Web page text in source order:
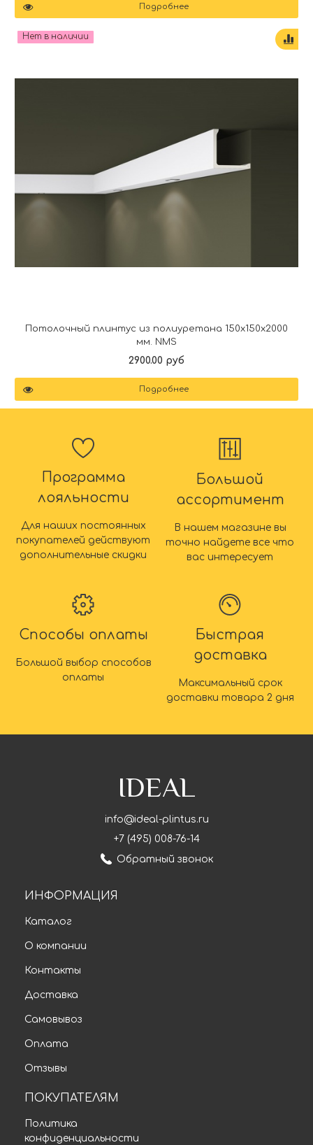
Подробнее
Нет в наличии
Потолочный плинтус из полиуретана 150x150x2000
мм. NMS
2900.00 руб
Подробнее
Программа
лояльности
Для наших постоянных
покупателей действуют
дополнительные скидки
Большой
ассортимент
В нашем магазине вы
точно найдете все что
вас интересует
Способы оплаты
Большой выбор способов
оплаты
Быстрая
доставка
Максимальный срок
доставки товара 2 дня
IDEAL
info@ideal-plintus.ru
+7 (495) 008-76-14
Обратный звонок
ИНФОРМАЦИЯ
Каталог
О компании
Контакты
Доставка
Самовывоз
Оплата
Отзывы
ПОКУПАТЕЛЯМ
Политика
конфиденциальности